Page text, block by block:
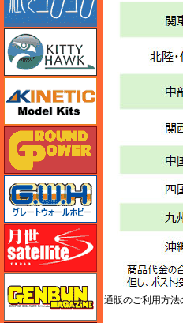
通販のご利用方法
キティホーク
ガリレオ出版 グラ
グレートウォールホ
月世 サテライトツ
ゲンブンマガジン